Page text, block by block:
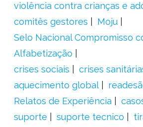
violência contra crianças e
comitês gestores
Moju
Selo Nacional Compromisso
Alfabetização
crises sociais
crises
aquecimento global
Relatos de Experiência
suporte
suporte tecnico